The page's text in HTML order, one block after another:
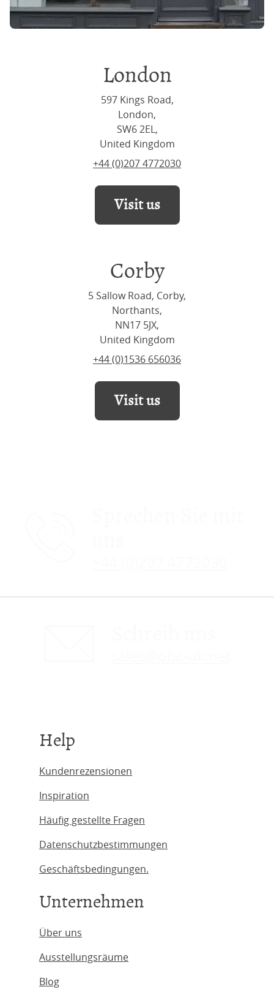
London
597 Kings Road,
London,
SW6 2EL,
United Kingdom
+44 (0)207 4772030
Visit us
Corby
5 Sallow Road, Corby,
Northants,
NN17 5JX,
United Kingdom
+44 (0)1536 656036
Visit us
Help
Kundenrezensionen
Inspiration
Häufig gestellte Fragen
Datenschutzbestimmungen
Geschäftsbedingungen.
Unternehmen
Über uns
Ausstellungsräume
Blog